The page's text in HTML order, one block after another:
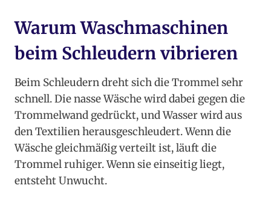
Warum Waschmaschinen
beim Schleudern vibrieren
Beim Schleudern dreht sich die Trommel sehr
schnell. Die nasse Wäsche wird dabei gegen die
Trommelwand gedrückt, und Wasser wird aus
den Textilien herausgeschleudert. Wenn die
Wäsche gleichmäßig verteilt ist, läuft die
Trommel ruhiger. Wenn sie einseitig liegt,
entsteht Unwucht.